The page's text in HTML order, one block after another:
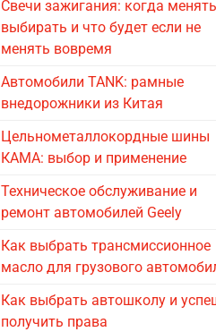
Свечи зажигания: когда
выбирать и что будет если не
менять вовремя
Автомобили TANK: рамные
внедорожники из Китая
Цельнометаллокордные шины
КАМА: выбор и применение
Техническое обслуживание и
ремонт автомобилей Geely
Как выбрать трансмиссионное
масло для грузового
Как выбрать автошколу и
получить права